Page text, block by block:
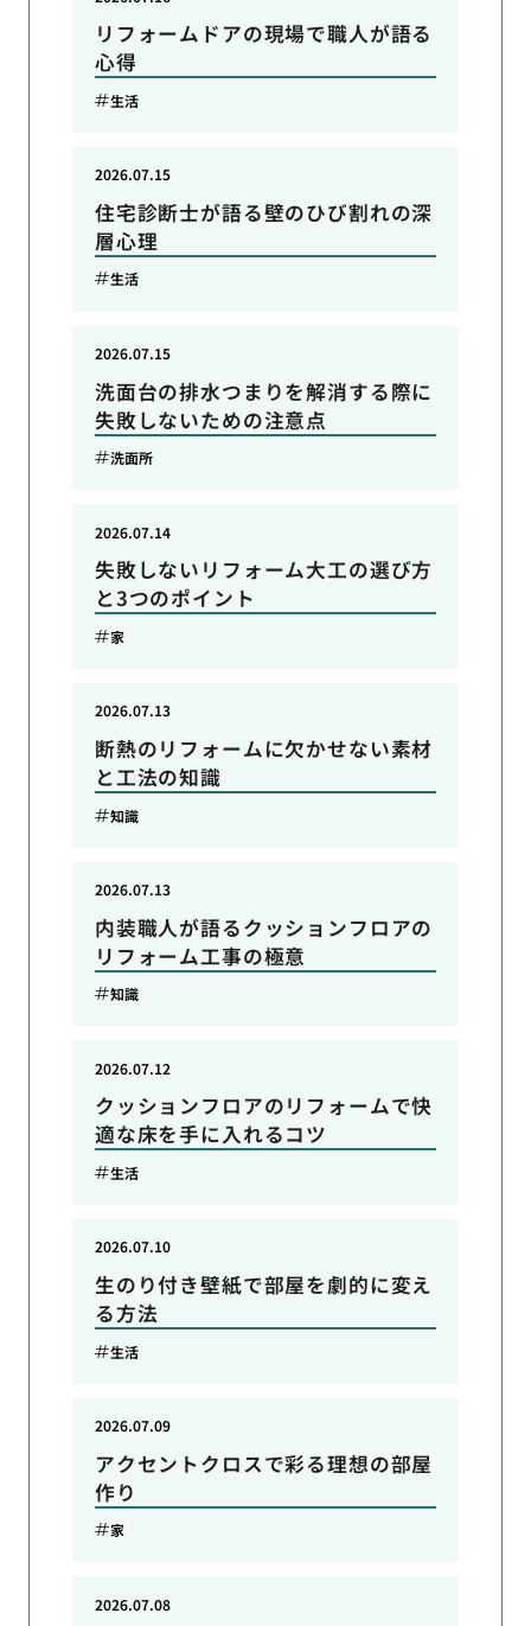
リフォームドアの現場で職人が語る
心得
生活
住宅診断士が語る壁のひび割れの深
層心理
2026.07.15
生活
洗面台の排水つまりを解消する際に
失敗しないための注意点
2026.07.15
洗面所
失敗しないリフォーム大工の選び方
と3つのポイント
2026.07.14
家
断熱のリフォームに欠かせない素材
と工法の知識
2026.07.13
知識
内装職人が語るクッションフロアの
リフォーム工事の極意
2026.07.13
知識
クッションフロアのリフォームで快
適な床を手に入れるコツ
2026.07.12
生活
生のり付き壁紙で部屋を劇的に変え
る方法
2026.07.10
生活
アクセントクロスで彩る理想の部屋
作り
2026.07.09
家
2026.07.08